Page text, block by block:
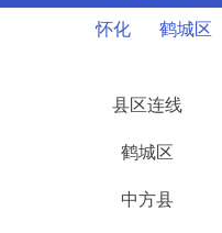
怀化 鹤城区
县区连线
鹤城区
中方县